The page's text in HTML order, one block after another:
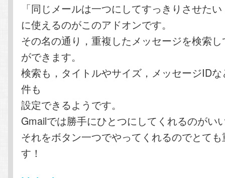
「同じメールは一つにしてすっきりさせた
に使えるのがこのアドオンです。
その名の通り，重複したメッセージを検索
ができます。
検索も，タイトルやサイズ，メッセージID
件も
設定できるようです。
Gmailでは勝手にひとつにしてくれるのがい
それをボタン一つでやってくれるのでとて
す！